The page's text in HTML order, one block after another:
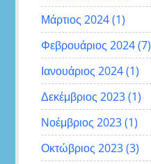
Μάρτιος 2024(1)
Φεβρουάριος 2024(7)
Ιανουάριος 2024(1)
Δεκέμβριος 2023(1)
Νοέμβριος 2023(1)
Οκτώβριος 2023(3)